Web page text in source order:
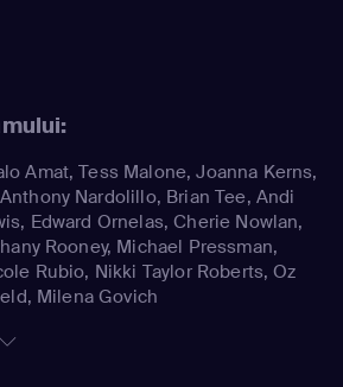
Amat, Tess Malone, Joanna Kerns,
Nardolillo, Brian Tee, Andi
Edward Ornelas, Cherie Nowlan,
Rooney, Michael Pressman,
Rubio, Nikki Taylor Roberts, Oz
Milena Govich